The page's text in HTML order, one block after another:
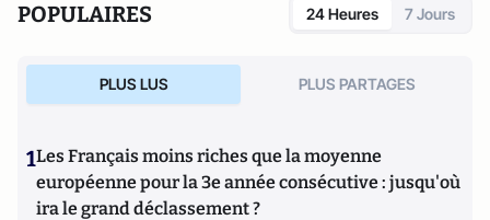
Il est également acteur amateur de théâtre et appartient à
Il est notamment l'auteur de Téléphonie sur l'IP (ToIP).
POPULAIRES 24 Heures 7 Jours
PLUS LUS PLUS PARTAGES
1Les Français moins riches que la moyenne
européenne pour la 3e année consécutive : jusqu'où
ira le grand déclassement ?